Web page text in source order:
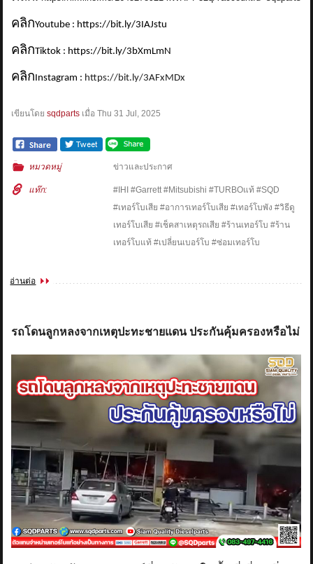
คลิกYoutube : https://bit.ly/3IAJstu
คลิกTiktok : https://bit.ly/3bXmLmN
คลิก Instagram : https://bit.ly/3AFxMDx
เขียนโดยsqdparts เมื่อThu 31 Jul, 2025
หมวดหมู่ ข่าวและประกาศ
แท๊ก:
#IHI #Garrett #Mitsubishi #TURBOแท้ #SQD
#เทอร์โบเสีย #อาการเทอร์โบเสีย #เทอร์โบพัง #วิธีดู
เทอร์โบเสีย #เช็คสาเหตุรถเสีย #ร้านเทอร์โบ #ร้าน
เทอร์โบแท้ #เปลี่ยนเบอร์โบ #ซ่อมเทอร์โบ
อ่านต่อ
รถโดนลูกหลงจากเหตุปะทะชายแดน ประกันคุ้มครองหรือไม่